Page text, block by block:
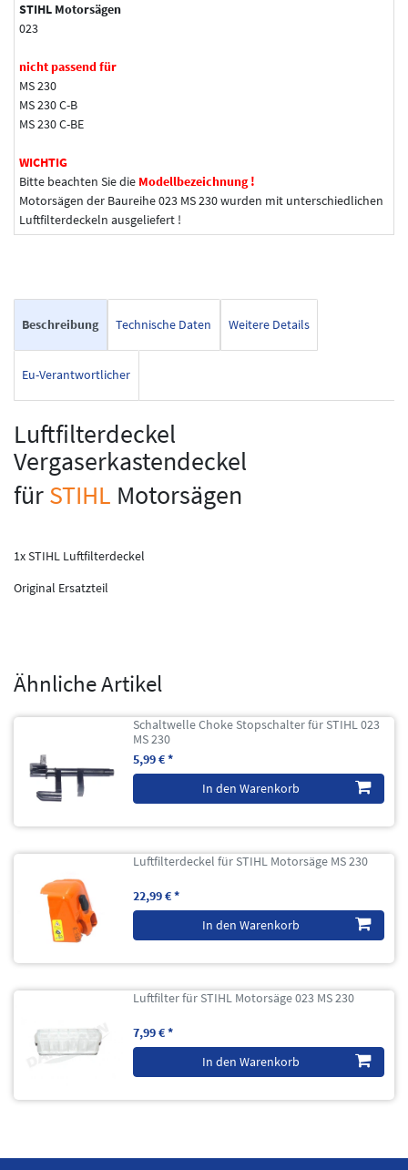
STIHL Motorsägen
023
nicht passend für
MS 230
MS 230 C-B
MS 230 C-BE
WICHTIG
Bitte beachten Sie die Modellbezeichnung !
Motorsägen der Baureihe 023 MS 230 wurden mit unterschiedlichen
Luftfilterdeckeln ausgeliefert !
Beschreibung Technische Daten Weitere Details
Eu-Verantwortlicher
Luftfilterdeckel
Vergaserkastendeckel
fürSTIHL Motorsägen
1x STIHL Luftfilterdeckel
Original Ersatzteil
Ähnliche Artikel
Schaltwelle Choke Stopschalter für STIHL 023
MS 230
5,99 € *
In den Warenkorb
Luftfilterdeckel für STIHL Motorsäge MS 230
22,99 € *
In den Warenkorb
Luftfilter für STIHL Motorsäge 023 MS 230
7,99 € *
In den Warenkorb